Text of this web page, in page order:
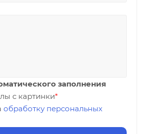
заполнения
с картинки*
обработку персональных